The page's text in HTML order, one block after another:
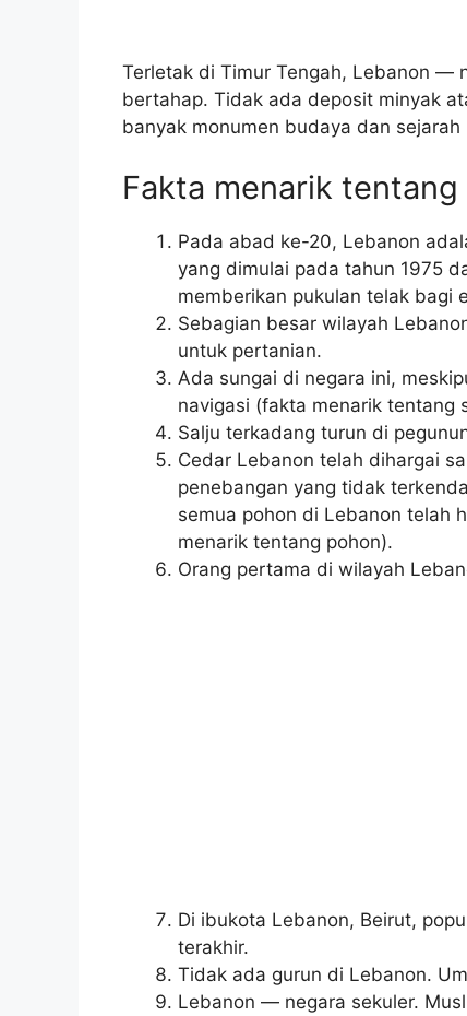
Terletak di Timur Tengah, Lebanon —
bertahap. Tidak ada deposit minyak
banyak monumen budaya dan
Fakta menarik tentang
Pada abad ke-20, Lebanon
yang dimulai pada tahun 1975
memberikan pukulan telak bagi
Sebagian besar wilayah
untuk pertanian.
Ada sungai di negara ini,
navigasi (fakta menarik tentang
Salju terkadang turun di
Cedar Lebanon telah dihargai
penebangan yang tidak
semua pohon di Lebanon telah
menarik tentang pohon).
Orang pertama di wilayah
Di ibukota Lebanon, Beirut,
terakhir.
Tidak ada gurun di Lebanon.
Lebanon — negara sekuler.